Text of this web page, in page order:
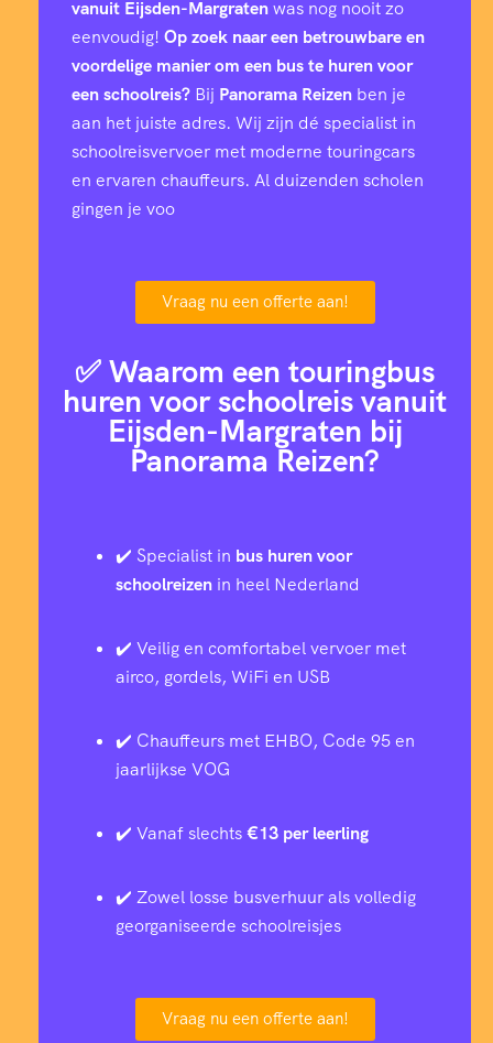
vanuit Eijsden-Margratenwas nog nooit zo
eenvoudig! Op zoek naar een betrouwbare en
voordelige manier om een bus te huren voor
een schoolreis? Bij Panorama Reizen ben je
aan het juiste adres. Wij zijn dé specialist in
schoolreisvervoer met moderne touringcars
en ervaren chauffeurs. Al duizenden scholen
gingen je voo
Vraag nu een offerte aan!
✅ Waarom een touringbus
huren voor schoolreis vanuit
Eijsden-Margraten bij
Panorama Reizen?
✔️ Specialist in bus huren voor
schoolreizen in heel Nederland
✔️ Veilig en comfortabel vervoer met
airco, gordels, WiFi en USB
✔️ Chauffeurs met EHBO, Code 95 en
jaarlijkse VOG
✔️ Vanaf slechts€13 per leerling
✔️ Zowel losse busverhuur als volledig
georganiseerde schoolreisjes
Vraag nu een offerte aan!